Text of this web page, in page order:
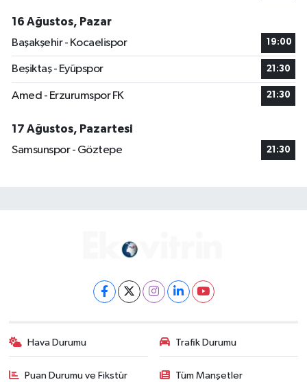
16 Ağustos, Pazar
Başakşehir - Kocaelispor
19:00
Beşiktaş - Eyüpspor 21:30
Amed - Erzurumspor FK 21:30
17 Ağustos, Pazartesi
Samsunspor - Göztepe
21:30
Hava Durumu Trafik Durumu
Puan Durumu ve Fikstür Tüm Manşetler